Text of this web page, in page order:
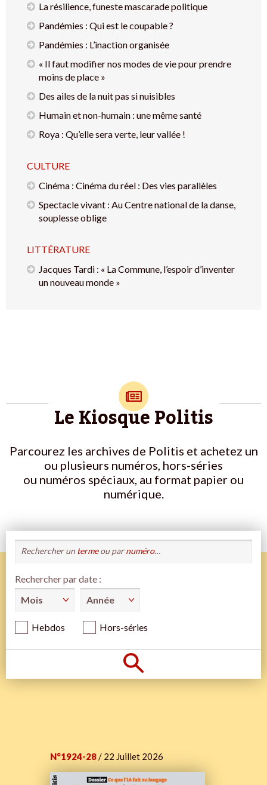
La résilience, funeste mascarade politique
Pandémies : Qui est le coupable ?
Pandémies : L’inaction organisée
« Il faut modifier nos modes de vie pour prendre
moins de place »
Des ailes de la nuit pas si nuisibles
Humain et non-humain : une même santé
Roya : Qu’elle sera verte, leur vallée !
CULTURE
Cinéma : Cinéma du réel : Des vies parallèles
Spectacle vivant : Au Centre national de la danse,
souplesse oblige
LITTÉRATURE
Jacques Tardi : « La Commune, l’espoir d’inventer
un nouveau monde »
Le Kiosque Politis
Parcourez les archives de Politis et achetez un
ou plusieurs numéros, hors-séries
ou numéros spéciaux, au format papier ou
numérique.
Rechercher un termeou parnuméro…
Rechercher par date :
Hebdos Hors-séries
N°1924-28 / 22 Juillet 2026